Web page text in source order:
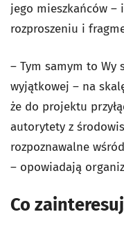
jego mieszkańców –
rozproszeniu i
– Tym samym to
wyjątkowej – na
że do projektu
autorytety z
rozpoznawalne
– opowiadają
Co